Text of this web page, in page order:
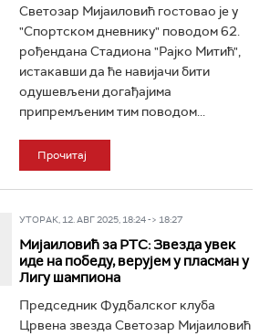
Светозар Мијаиловић гостовао је у
"Спортском дневнику" поводом 62.
рођендана Стадиона "Рајко Митић",
истакавши да ће навијачи бити
одушевљени догађајима
припремљеним тим поводом...
Прочитај
УТОРАК, 12. АВГ 2025, 18:24 -> 18:27
Мијаиловић за РТС: Звезда увек
иде на победу, верујем у пласман у
Лигу шампиона
Председник Фудбалског клуба
Црвена звезда Светозар Мијаиловић